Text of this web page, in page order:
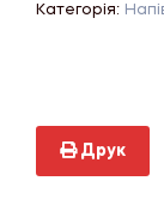
Категорія:
Друк